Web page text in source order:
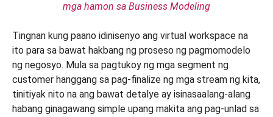
mga hamon sa Business Modeling
Tingnan kung paano idinisenyo ang virtual workspace na
ito para sa bawat hakbang ng proseso ng pagmomodelo
ng negosyo. Mula sa pagtukoy ng mga segment ng
customer hanggang sa pag-finalize ng mga stream ng kita,
tinitiyak nito na ang bawat detalye ay isinasaalang-alang
habang ginagawang simple upang makita ang pag-unlad sa